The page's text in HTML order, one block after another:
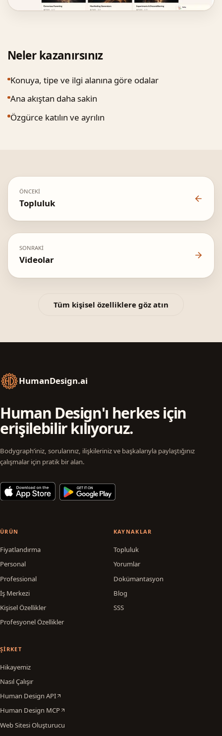
Neler kazanırsınız
Konuya, tipe ve ilgi alanına göre odalar
Ana akıştan daha sakin
Özgürce katılın ve ayrılın
ÖNCEKI
Topluluk
SONRAKI
Videolar
Tüm kişisel özelliklere göz atın
HumanDesign.ai
Human Design'ı herkes için
erişilebilir kılıyoruz.
Bodygraph’iniz, sorularınız, ilişkileriniz ve başkalarıyla paylaştığınız
çalışmalar için pratik bir alan.
ÜRÜN
Fiyatlandırma
Personal
Professional
İş Merkezi
Kişisel Özellikler
Profesyonel Özellikler
KAYNAKLAR
Topluluk
Yorumlar
Dokümantasyon
Blog
SSS
ŞIRKET
Hikayemiz
Nasıl Çalışır
Human Design API
Human Design MCP
Web Sitesi Oluşturucu